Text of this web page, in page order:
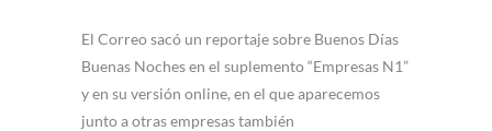
El Correo sacó un reportaje sobre Buenos Días
Buenas Noches en el suplemento “Empresas N1”
y en su versión online, en el que aparecemos
junto a otras empresas también